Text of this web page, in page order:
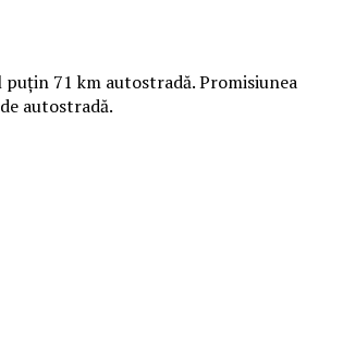
71 km autostradă. Promisiunea
autostradă.